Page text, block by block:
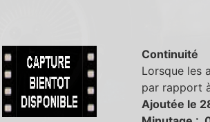
Continuité
Lorsque les
par rapport
Ajoutée le